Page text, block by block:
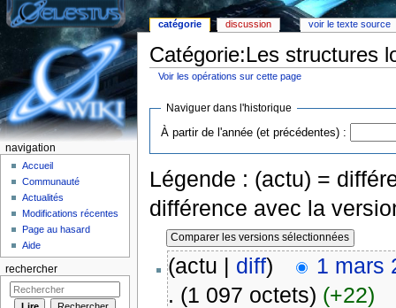
Catégorie:Les structures
Voir les opérations sur cette page
Naviguer dans l'historique
À partir de l'année (et précédentes) :
Légende : (actu) =
différence avec la
(actu | diff)
1 mars
. (1 097 octets) (+22)
catégorie discussion voir le texte source
navigation
Accueil
Communauté
Actualités
Modifications récentes
Page au hasard
Aide
rechercher